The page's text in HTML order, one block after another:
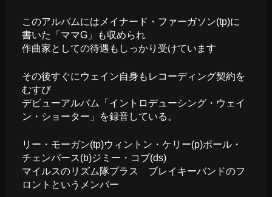
このアルバムにはメイナード・ファーガソン(tp)に
書いた「ママG」も収められ
作曲家としての待遇もしっかり受けています
その後すぐにウェイン自身もレコーディング契約を
むすび
デビューアルバム「イントロデューシング・ウェイ
ン・ショーター」を録音している。
リー・モーガン(tp)ウィントン・ケリー(p)ポール・
チェンバース(b)ジミー・コブ(ds)
マイルスのリズム隊プラス ブレイキーバンドのフ
ロントというメンバー